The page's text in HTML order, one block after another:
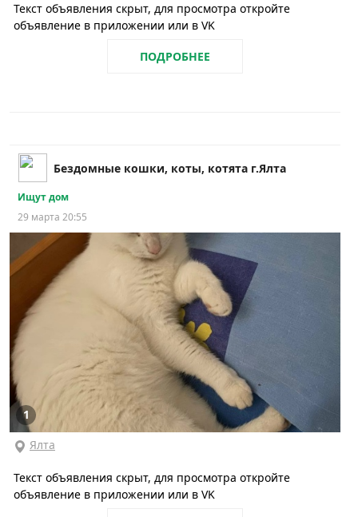
Текст объявления скрыт, для просмотра откройте
объявление в приложении или в VK
ПОДРОБНЕЕ
Бездомные кошки, коты, котята г.Ялта
Ищут дом
29 марта 20:55
1
Ялта
Текст объявления скрыт, для просмотра откройте
объявление в приложении или в VK